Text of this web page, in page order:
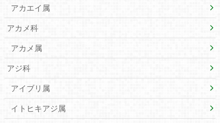
アカエイ属
アカメ科
アカメ属
アジ科
アイブリ属
イトヒキアジ属